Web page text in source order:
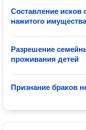
Составление исков
нажитого имущества
Разрешение
проживания детей
Признание браков